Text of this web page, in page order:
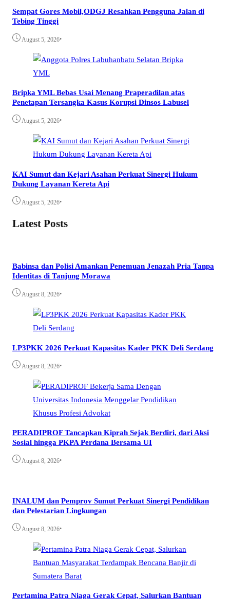
Sempat Gores Mobil,ODGJ Resahkan Pengguna Jalan di
Tebing Tinggi
August 5, 2026•
Bripka YML Bebas Usai Menang Praperadilan atas
Penetapan Tersangka Kasus Korupsi Dinsos Labusel
August 5, 2026•
KAI Sumut dan Kejari Asahan Perkuat Sinergi Hukum
Dukung Layanan Kereta Api
August 5, 2026•
Latest Posts
Babinsa dan Polisi Amankan Penemuan Jenazah Pria Tanpa
Identitas di Tanjung Morawa
August 8, 2026•
LP3PKK 2026 Perkuat Kapasitas Kader PKK Deli Serdang
August 8, 2026•
PERADIPROF Tancapkan Kiprah Sejak Berdiri, dari Aksi
Sosial hingga PKPA Perdana Bersama UI
August 8, 2026•
INALUM dan Pemprov Sumut Perkuat Sinergi Pendidikan
dan Pelestarian Lingkungan
August 8, 2026•
Pertamina Patra Niaga Gerak Cepat, Salurkan Bantuan